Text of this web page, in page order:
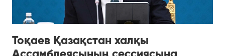
Тоқаев Қазақстан халқы